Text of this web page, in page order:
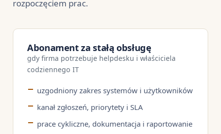
rozpoczęciem prac.
Abonament za stałą obsługę
gdy firma potrzebuje helpdesku i właściciela
codziennego IT
uzgodniony zakres systemów i użytkowników
kanał zgłoszeń, priorytety i SLA
prace cykliczne, dokumentacja i raportowanie